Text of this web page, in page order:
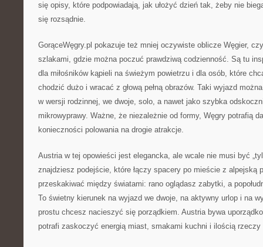
się opisy, które podpowiadają, jak ułożyć dzień tak, żeby nie
się rozsądnie.
GorąceWęgry.pl pokazuje też mniej oczywiste oblicze Węgier,
szlakami, gdzie można poczuć prawdziwą codzienność. Są tu
dla miłośników kąpieli na świeżym powietrzu i dla osób, które
chodzić dużo i wracać z głową pełną obrazów. Taki wyjazd
w wersji rodzinnej, we dwoje, solo, a nawet jako szybka
mikrowyprawy. Ważne, że niezależnie od formy, Węgry potrafią
konieczności polowania na drogie atrakcje.
Austria w tej opowieści jest elegancka, ale wcale nie musi być
znajdziesz podejście, które łączy spacery po mieście z alpejską
przeskakiwać między światami: rano oglądasz zabytki, a
To świetny kierunek na wyjazd we dwoje, na aktywny urlop i na
prostu chcesz nacieszyć się porządkiem. Austria bywa
potrafi zaskoczyć energią miast, smakami kuchni i ilością rzeczy